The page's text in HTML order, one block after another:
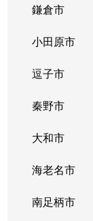
鎌倉市
小田原市
逗子市
秦野市
大和市
海老名市
南足柄市